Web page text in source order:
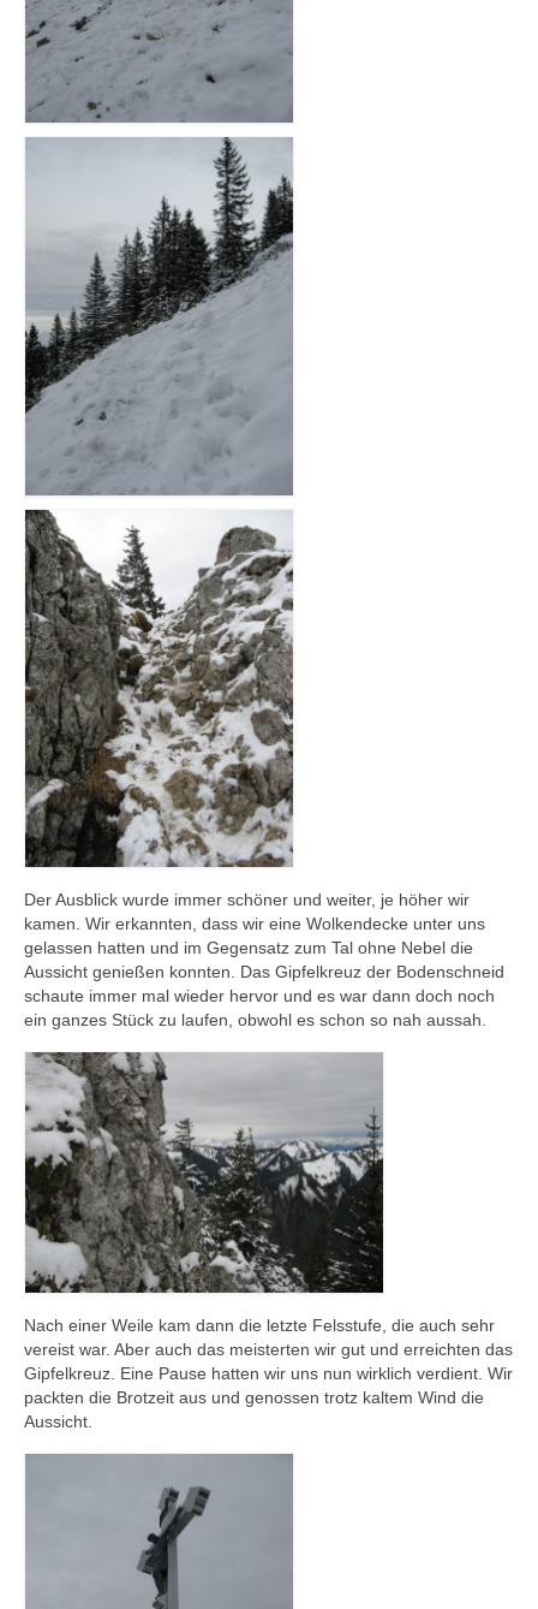
Der Ausblick wurde immer schöner und weiter, je höher wir
kamen. Wir erkannten, dass wir eine Wolkendecke unter uns
gelassen hatten und im Gegensatz zum Tal ohne Nebel die
Aussicht genießen konnten. Das Gipfelkreuz der Bodenschneid
schaute immer mal wieder hervor und es war dann doch noch
ein ganzes Stück zu laufen, obwohl es schon so nah aussah.
Nach einer Weile kam dann die letzte Felsstufe, die auch sehr
vereist war. Aber auch das meisterten wir gut und erreichten das
Gipfelkreuz. Eine Pause hatten wir uns nun wirklich verdient. Wir
packten die Brotzeit aus und genossen trotz kaltem Wind die
Aussicht.